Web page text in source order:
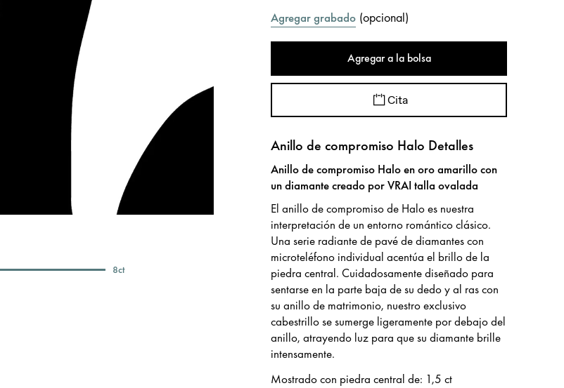
8ct
Agregar grabado (opcional)
Agregar a la bolsa
Cita
Anillo de compromiso Halo Detalles
Anillo de compromiso Halo en oro amarillo con
un diamante creado por VRAI talla ovalada
El anillo de compromiso de Halo es nuestra
interpretación de un entorno romántico clásico.
Una serie radiante de pavé de diamantes con
microteléfono individual acentúa el brillo de la
piedra central. Cuidadosamente diseñado para
sentarse en la parte baja de su dedo y al ras con
su anillo de matrimonio, nuestro exclusivo
cabestrillo se sumerge ligeramente por debajo del
anillo, atrayendo luz para que su diamante brille
intensamente.
Mostrado con piedra central de: 1,5 ct